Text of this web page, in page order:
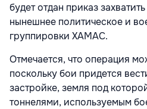
будет отдан приказ
нынешнее политическое и
группировки ХАМАС.
Отмечается, что операция
поскольку бои придется
застройке, земля под
тоннелями, используемым